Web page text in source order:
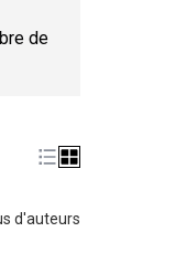
de
d'auteurs